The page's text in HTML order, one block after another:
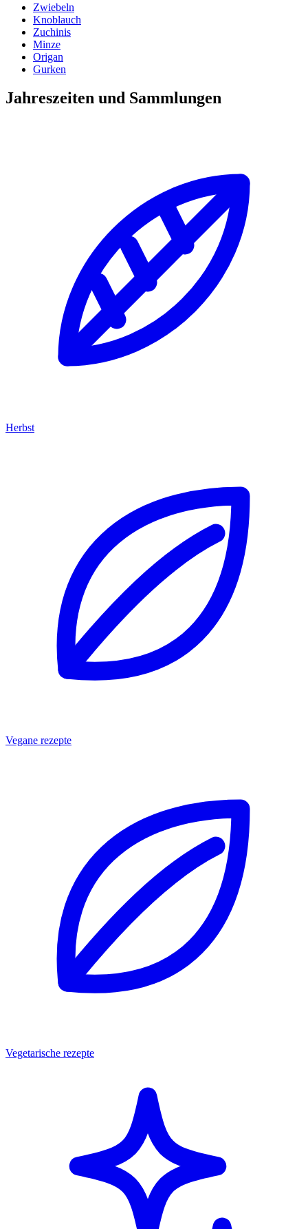
Zwiebeln
Knoblauch
Zuchinis
Minze
Origan
Gurken
Jahreszeiten und Sammlungen
Herbst
Vegane rezepte
Vegetarische rezepte